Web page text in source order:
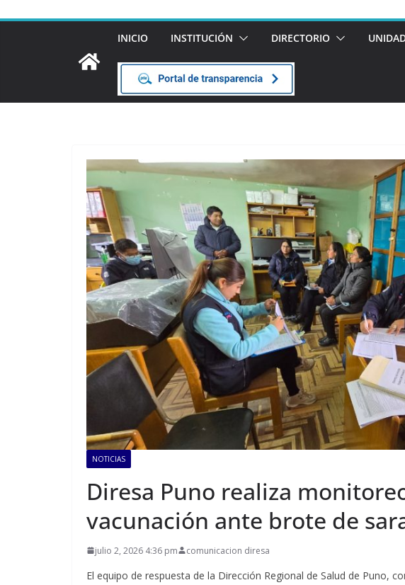
INICIO INSTITUCIÓN DIRECTORIO
NOTICIAS
Diresa Puno realiza
vacunación ante brote de
julio 2, 2026 4:36 pm comunicacion diresa
El equipo de respuesta de la Dirección Regional de Salud de Puno,